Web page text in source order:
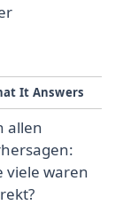
It Answers
allen
viele waren